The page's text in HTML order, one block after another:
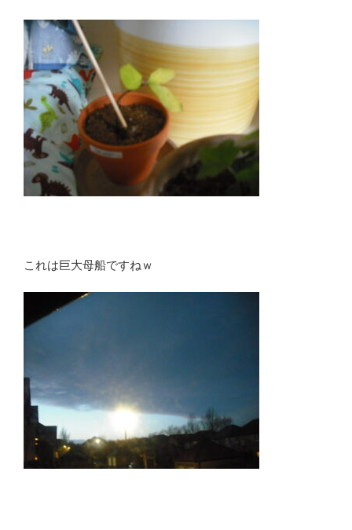
これは巨大母船ですねｗ